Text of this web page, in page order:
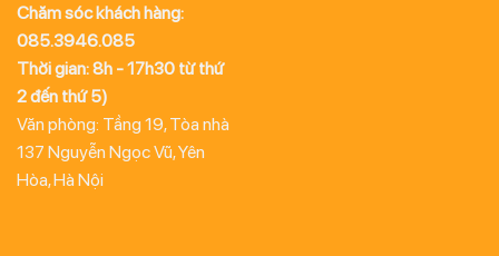
Chăm sóc khách hàng:
085.3946.085
Thời gian: 8h - 17h30 từ thứ
2 đến thứ 5)
Văn phòng: Tầng 19, Tòa nhà
137 Nguyễn Ngọc Vũ, Yên
Hòa, Hà Nội